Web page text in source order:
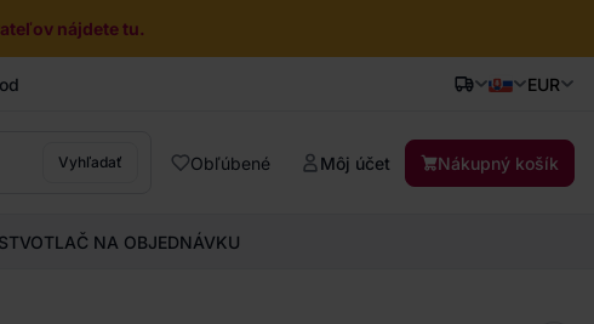
nájdete tu.
EUR
Vyhľadať Obľúbené Môj účet Nákupný košík
TLAČ NA OBJEDNÁVKU